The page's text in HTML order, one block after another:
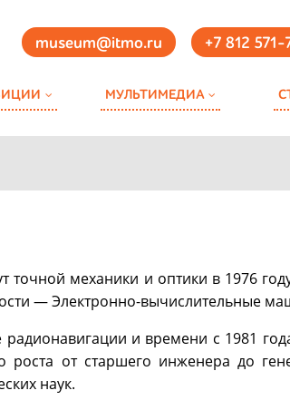
museum@itmo.ru +7 812
МУЛЬТИМЕДИА
точной механики и оптики в 1976
— Электронно-вычислительные
радионавигации и времени с 1981
роста от старшего инженера до
наук.